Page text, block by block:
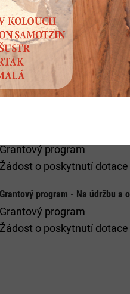
Žádost o poskytnutí dotace
Formulář pro vyúčtování
Grantový program - Spolková a
Grantový program
Žádost o poskytnutí dotace
Grantový program
Žádost o poskytnutí dotace
Grantový program - Na údržbu a
Grantový program
Žádost o poskytnutí dotace